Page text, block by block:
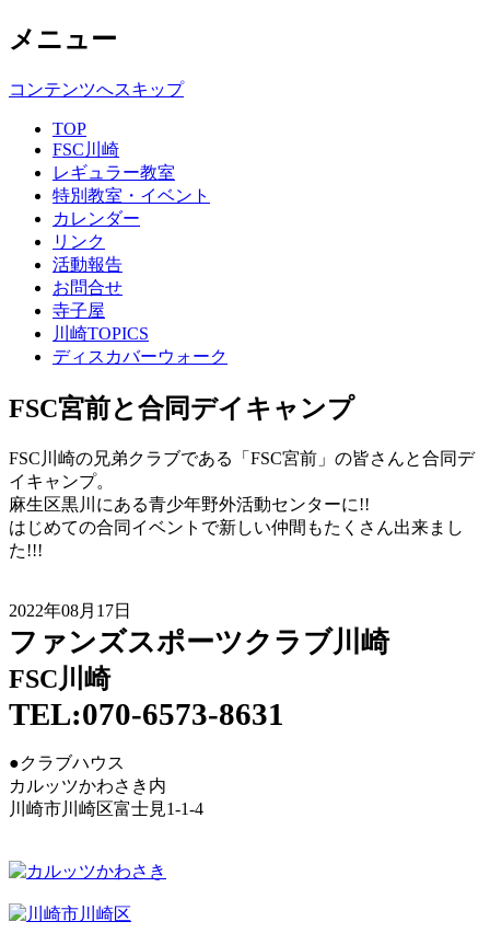
メニュー
コンテンツへスキップ
TOP
FSC川崎
レギュラー教室
特別教室・イベント
カレンダー
リンク
活動報告
お問合せ
寺子屋
川崎TOPICS
ディスカバーウォーク
FSC宮前と合同デイキャンプ
FSC川崎の兄弟クラブである「FSC宮前」の皆さんと合同デ
イキャンプ。
麻生区黒川にある青少年野外活動センターに!!
はじめての合同イベントで新しい仲間もたくさん出来まし
た!!!
2022年08月17日
ファンズスポーツクラブ川崎
FSC川崎
TEL:070-6573-8631
●クラブハウス
カルッツかわさき内
川崎市川崎区富士見1-1-4